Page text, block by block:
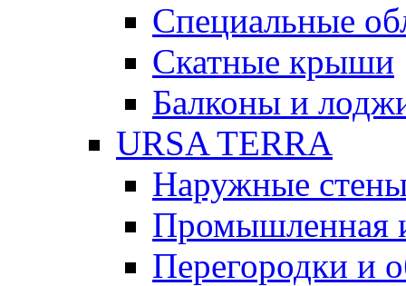
Специальные
Скатные крыши
Балконы и
URSA TERRA
Наружные
Промышленная
Перегородки и